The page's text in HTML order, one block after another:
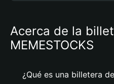
Acerca de la
MEMESTOCKS
¿Qué es una billetera